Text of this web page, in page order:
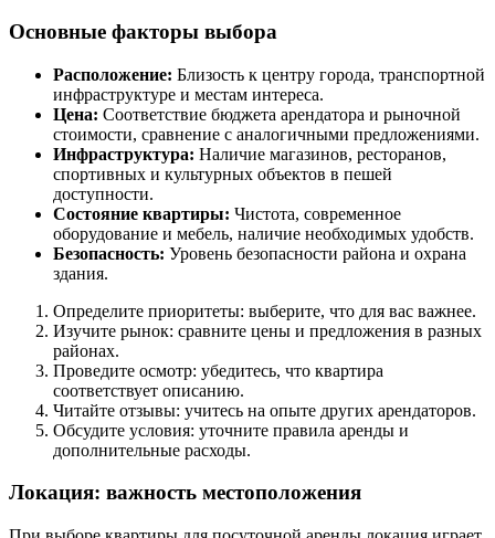
Основные факторы выбора
Расположение: Близость к центру города, транспортной
инфраструктуре и местам интереса.
Цена: Соответствие бюджета арендатора и рыночной
стоимости, сравнение с аналогичными предложениями.
Инфраструктура: Наличие магазинов, ресторанов,
спортивных и культурных объектов в пешей
доступности.
Состояние квартиры: Чистота, современное
оборудование и мебель, наличие необходимых удобств.
Безопасность: Уровень безопасности района и охрана
здания.
Определите приоритеты: выберите, что для вас важнее.
Изучите рынок: сравните цены и предложения в разных
районах.
Проведите осмотр: убедитесь, что квартира
соответствует описанию.
Читайте отзывы: учитесь на опыте других арендаторов.
Обсудите условия: уточните правила аренды и
дополнительные расходы.
Локация: важность местоположения